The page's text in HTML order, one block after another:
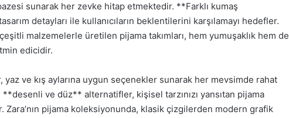
sunarak her zevke hitap etmektedir. **Farklı kumaş
detayları ile kullanıcıların beklentilerini karşılamayı hedefler.
malzemelerle üretilen pijama takımları, hem yumuşaklık hem de
edicidir.
ve kış aylarına uygun seçenekler sunarak her mevsimde rahat
ve düz** alternatifler, kişisel tarzınızı yansıtan pijama
Zara’nın pijama koleksiyonunda, klasik çizgilerden modern grafik